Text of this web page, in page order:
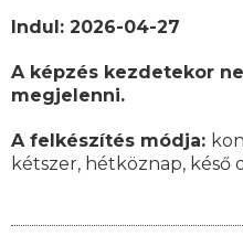
Indul: 2026-04-27
A képzés kezdetekor
megjelenni.
A felkészítés módja:
kétszer, hétköznap, késő